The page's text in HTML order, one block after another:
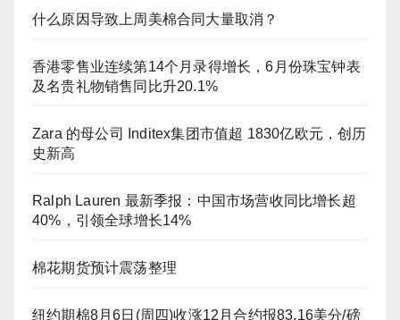
什么原因导致上周美棉合同大量取消？
香港零售业连续第14个月录得增长，6月份珠宝钟表
及名贵礼物销售同比升20.1%
Zara 的母公司 Inditex集团市值超 1830亿欧元，创历
史新高
Ralph Lauren 最新季报：中国市场营收同比增长超
40%，引领全球增长14%
棉花期货预计震荡整理
纽约期棉8月6日(周四)收涨12月合约报83.16美分/磅